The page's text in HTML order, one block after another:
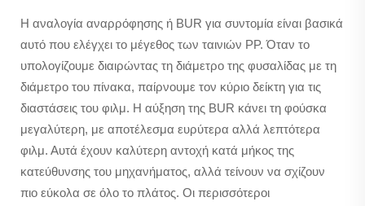
Η αναλογία αναρρόφησης ή BUR για συντομία είναι βασικά
αυτό που ελέγχει το μέγεθος των ταινιών PP. Όταν το
υπολογίζουμε διαιρώντας τη διάμετρο της φυσαλίδας με τη
διάμετρο του πίνακα, παίρνουμε τον κύριο δείκτη για τις
διαστάσεις του φιλμ. Η αύξηση της BUR κάνει τη φούσκα
μεγαλύτερη, με αποτέλεσμα ευρύτερα αλλά λεπτότερα
φιλμ. Αυτά έχουν καλύτερη αντοχή κατά μήκος της
κατεύθυνσης του μηχανήματος, αλλά τείνουν να σχίζουν
πιο εύκολα σε όλο το πλάτος. Οι περισσότεροι